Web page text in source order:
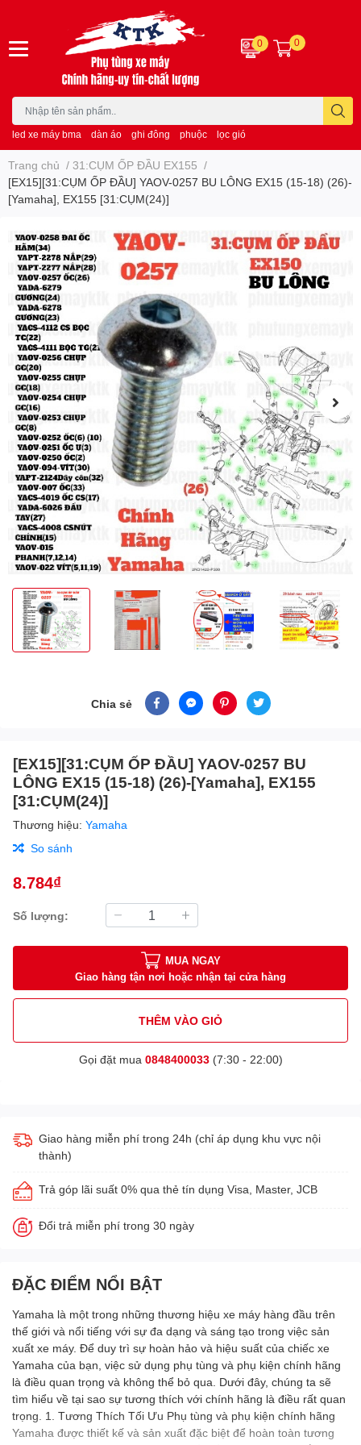
led xe máy bma dàn áo ghi đông phuộc lọc gió
0 0
Trang chủ / 31:CỤM ỐP ĐẦU EX155 /
[EX15][31:CỤM ỐP ĐẦU] YAOV-0257 BU LÔNG EX15 (15-18) (26)-
[Yamaha], EX155 [31:CỤM(24)]
Chia sẻ
[EX15][31:CỤM ỐP ĐẦU] YAOV-0257 BU
LÔNG EX15 (15-18) (26)-[Yamaha], EX155
[31:CỤM(24)]
Thương hiệu: Yamaha
So sánh
8.784₫
Số lượng:
MUA NGAY
Giao hàng tận nơi hoặc nhận tại cửa hàng
THÊM VÀO GIỎ
Gọi đặt mua 0848400033(7:30 - 22:00)
Giao hàng miễn phí trong 24h (chỉ áp dụng khu vực nội
thành)
Trả góp lãi suất 0% qua thẻ tín dụng Visa, Master, JCB
Đổi trả miễn phí trong 30 ngày
ĐẶC ĐIỂM NỔI BẬT
Yamaha là một trong những thương hiệu xe máy hàng đầu trên
thế giới và nổi tiếng với sự đa dạng và sáng tạo trong việc sản
xuất xe máy. Để duy trì sự hoàn hảo và hiệu suất của chiếc xe
Yamaha của bạn, việc sử dụng phụ tùng và phụ kiện chính hãng
là điều quan trọng và không thể bỏ qua. Dưới đây, chúng ta sẽ
tìm hiểu về tại sao sự tương thích với chính hãng là điều rất quan
trọng. 1. Tương Thích Tối Ưu Phụ tùng và phụ kiện chính hãng
Yamaha được thiết kế và sản xuất đặc biệt để hoàn toàn tương